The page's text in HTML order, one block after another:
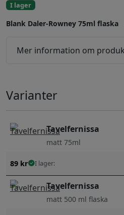
I lager
Blank Daler-Rowney 75ml flaska
Mer information om
Varianter
Tavelfernissa
matt 75ml
89 kr I lager:
Tavelfernissa
matt 500 ml flaska